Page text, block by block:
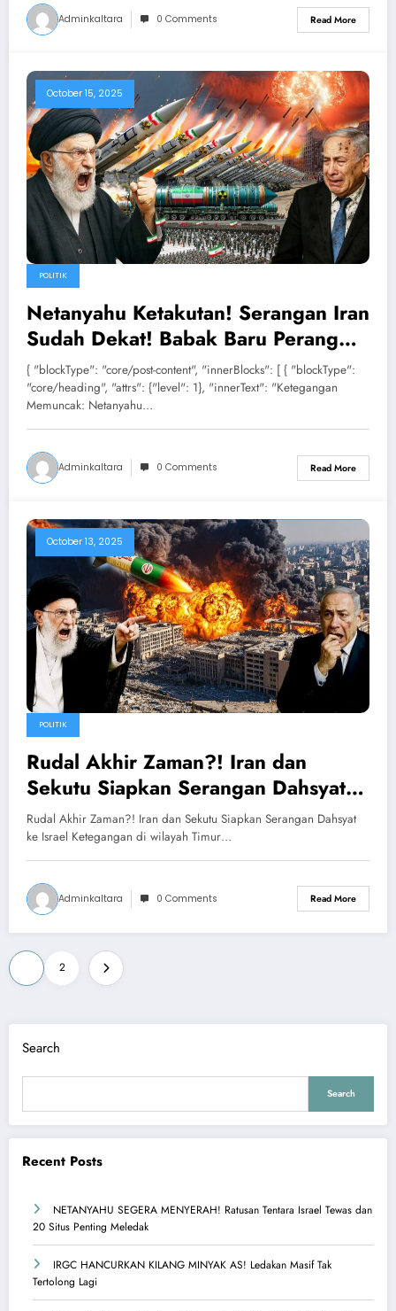
Adminkaltara 0 Comments Read More
October 15, 2025
POLITIK
Netanyahu Ketakutan! Serangan Iran
Sudah Dekat! Babak Baru Perang
Timur Tengah Dimulai
{ "blockType": "core/post-content", "innerBlocks": [ { "blockType":
"core/heading", "attrs": {"level": 1}, "innerText": "Ketegangan
Memuncak: Netanyahu…
Adminkaltara 0 Comments Read More
October 13, 2025
POLITIK
Rudal Akhir Zaman?! Iran dan
Sekutu Siapkan Serangan Dahsyat
ke Israel
Rudal Akhir Zaman?! Iran dan Sekutu Siapkan Serangan Dahsyat
ke Israel Ketegangan di wilayah Timur…
Adminkaltara 0 Comments Read More
Posts
pagination
2
Search
Search
Recent Posts
NETANYAHU SEGERA MENYERAH! Ratusan Tentara Israel Tewas dan
20 Situs Penting Meledak
IRGC HANCURKAN KILANG MINYAK AS! Ledakan Masif Tak
Tertolong Lagi